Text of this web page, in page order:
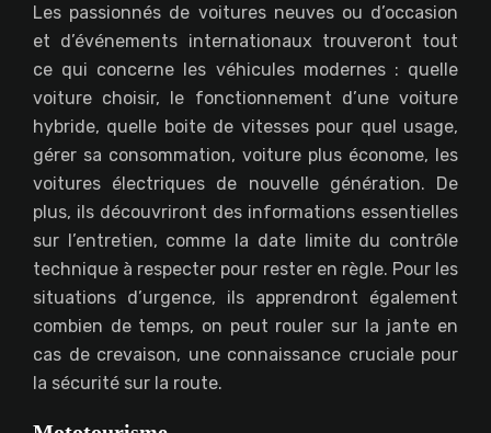
Les passionnés de voitures neuves ou d’occasion
et d’événements internationaux trouveront tout
ce qui concerne les véhicules modernes : quelle
voiture choisir, le fonctionnement d’une voiture
hybride, quelle boite de vitesses pour quel usage,
gérer sa consommation, voiture plus économe, les
voitures électriques de nouvelle génération. De
plus, ils découvriront des informations essentielles
sur l’entretien, comme la date limite du contrôle
technique à respecter pour rester en règle. Pour les
situations d’urgence, ils apprendront également
combien de temps, on peut rouler sur la jante en
cas de crevaison, une connaissance cruciale pour
la sécurité sur la route.